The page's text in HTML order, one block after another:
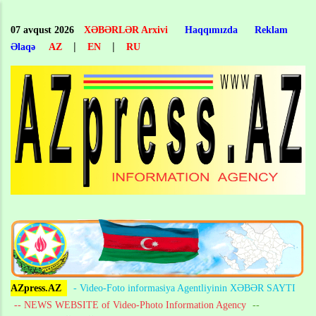
main
content
07 avqust 2026 XƏBƏRLƏR Arxivi Haqqımızda
Reklam
Əlaqə
AZ | EN | RU
AZpress.AZ
- Video-Foto informasiya Agentliyinin XƏBƏR SAYTI
-- NEWS WEBSITE of Video-Photo Information Agency --